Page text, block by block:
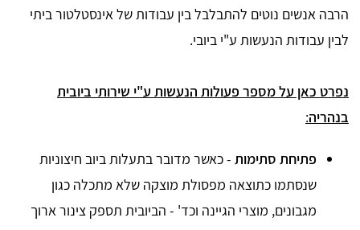
הרבה אנשים נוטים להתבלבל בין עבודות של אינסטלטור ביתי
לבין עבודות הנעשות ע"י ביובי.
נפרט כאן על מספר פעולות הנעשות ע"י שירותי ביובית
בנהריה:
פתיחת סתימות - כאשר מדובר בתעלות ביוב חיצוניות
שנסתמו כתוצאה מפסולת מוצקה שלא מתכלה כגון
מגבונים, מוצרי הגיינה וכד' - הביובית תספק צינור ארוך